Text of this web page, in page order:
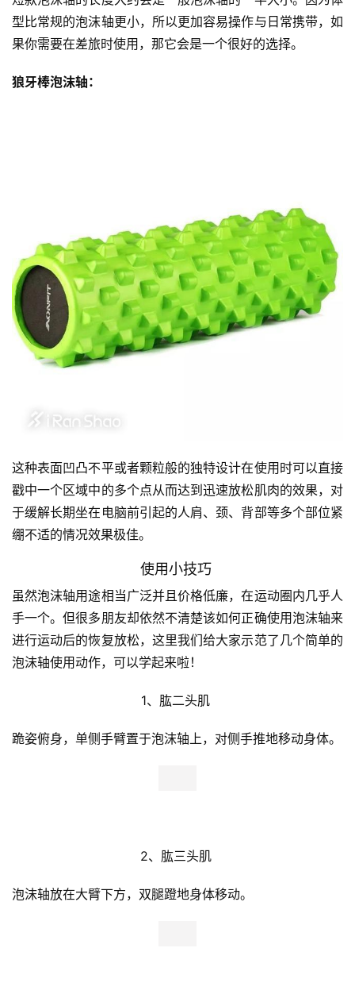
型比常规的泡沫轴更小，所以更加容易操作与日常携带，如
果你需要在差旅时使用，那它会是一个很好的选择。
狼牙棒泡沫轴：
这种表面凹凸不平或者颗粒般的独特设计在使用时可以直接
戳中一个区域中的多个点从而达到迅速放松肌肉的效果，对
于缓解长期坐在电脑前引起的人肩、颈、背部等多个部位紧
绷不适的情况效果极佳。
使用小技巧
虽然泡沫轴用途相当广泛并且价格低廉，在运动圈内几乎人
手一个。但很多朋友却依然不清楚该如何正确使用泡沫轴来
进行运动后的恢复放松，这里我们给大家示范了几个简单的
泡沫轴使用动作，可以学起来啦！
1、肱二头肌
跪姿俯身，单侧手臂置于泡沫轴上，对侧手推地移动身体。
2、肱三头肌
泡沫轴放在大臂下方，双腿蹬地身体移动。